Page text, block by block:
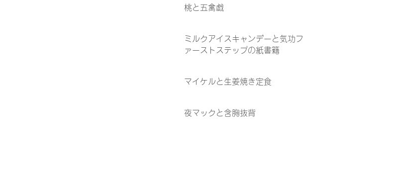
桃と五禽戯
ミルクアイスキャンデーと気功フ
ァーストステップの紙書籍
マイケルと生姜焼き定食
夜マックと含胸抜背